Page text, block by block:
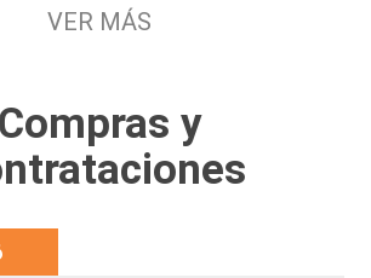
Penitenciario.
VER MÁS
Compras y